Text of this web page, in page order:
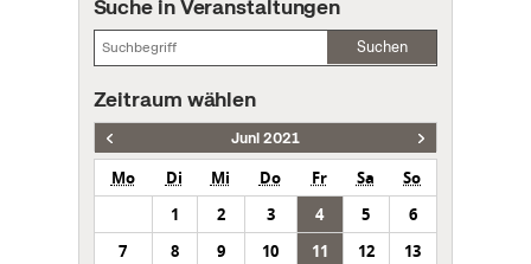
Suche in Veranstaltungen
Suchen
Zeitraum wählen
Juni 2021
Mo Di Mi Do Fr Sa
So
1
2 3 4 5
6
7
8 9 10 11 12
13